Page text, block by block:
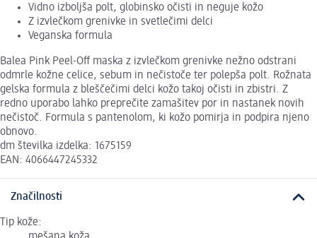
Vidno izboljša polt, globinsko očisti in neguje kožo
Z izvlečkom grenivke in svetlečimi delci
Veganska formula
Balea Pink Peel-Off maska z izvlečkom grenivke nežno odstrani
odmrle kožne celice, sebum in nečistoče ter polepša polt. Rožnata
gelska formula z bleščečimi delci kožo takoj očisti in zbistri. Z
redno uporabo lahko preprečite zamašitev por in nastanek novih
nečistoč. Formula s pantenolom, ki kožo pomirja in podpira njeno
obnovo.
dm številka izdelka: 1675159
EAN: 4066447245332
Značilnosti
Tip kože: